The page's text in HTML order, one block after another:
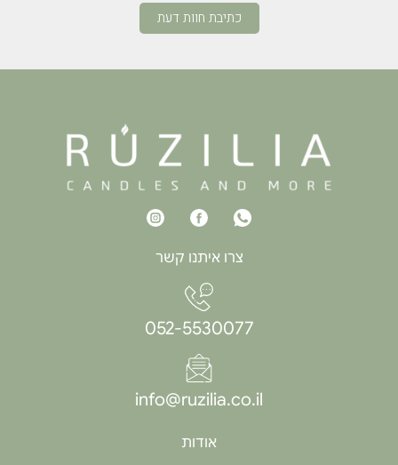
כתיבת חוות דעת
צרו איתנו קשר
052-5530077
info@ruzilia.co.il
אודות